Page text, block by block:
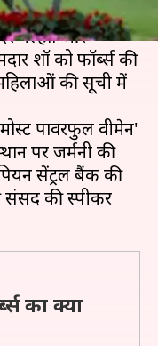
की CEO
मल्होत्रा और
शॉ को फॉर्ब्स की
की सूची में
पावरफुल वीमेन'
पर जर्मनी की
सेंट्रल बैंक की
संसद की स्पीकर
का क्या